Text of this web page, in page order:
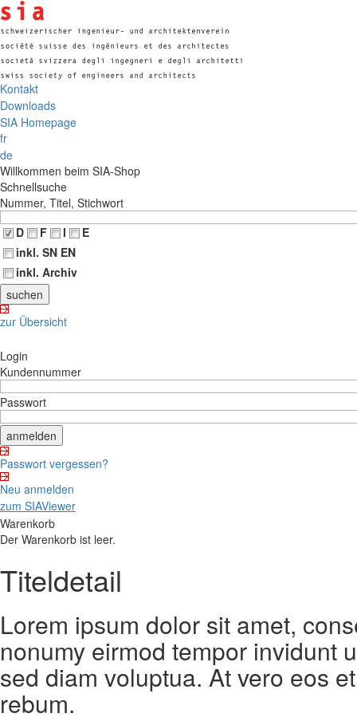
Kontakt
Downloads
SIA Homepage
fr
de
Willkommen beim SIA-Shop
Schnellsuche
Nummer, Titel, Stichwort
D
F I
E
inkl. SN EN
inkl. Archiv
zur Übersicht
Login
Kundennummer
Passwort
Passwort vergessen?
Neu anmelden
zum SIAViewer
Warenkorb
Der Warenkorb ist leer.
Titeldetail
Lorem ipsum dolor sit amet,
nonumy eirmod tempor invidunt
sed diam voluptua. At vero eos
rebum.